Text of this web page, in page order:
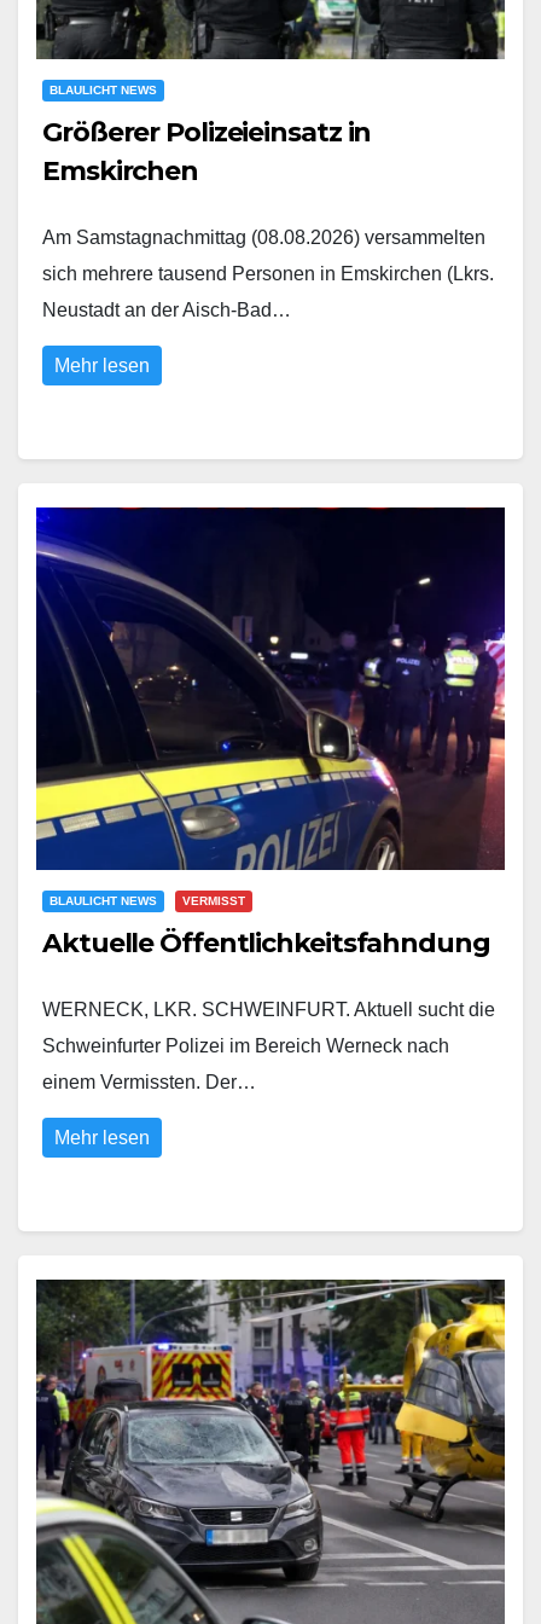
BLAULICHT NEWS
Größerer Polizeieinsatz in
Emskirchen
Am Samstagnachmittag (08.08.2026) versammelten
sich mehrere tausend Personen in Emskirchen (Lkrs.
Neustadt an der Aisch-Bad…
Mehr lesen
BLAULICHT NEWS VERMISST
Aktuelle Öffentlichkeitsfahndung
WERNECK, LKR. SCHWEINFURT. Aktuell sucht die
Schweinfurter Polizei im Bereich Werneck nach
einem Vermissten. Der…
Mehr lesen